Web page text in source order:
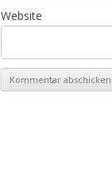
Website